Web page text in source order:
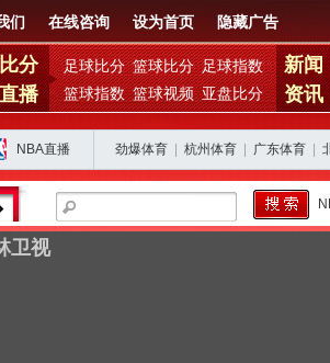
们 在线咨询 设为首页 隐藏广告
比分
直播
足球比分 篮球比分 足球指数
篮球指数 篮球视频 亚盘比分
新闻
资讯
NBA直播 劲爆体育 杭州体育 广东体育
金球奖得主罗德里的皇马之路为何停滞？
卫视